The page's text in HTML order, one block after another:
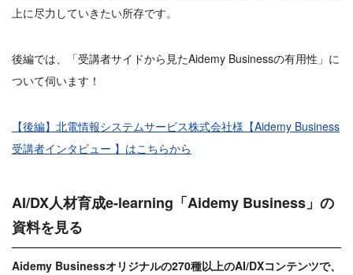
上に尽力していきたい所存です。
後編では、「受講者サイドから見たAidemy Businessの有用性」に
ついて伺います！
【後編】北電情報システムサービス株式会社様【Aidemy Business
受講者インタビュー 】はこちらから
AI/DX人材育成e-learning「Aidemy Business」の
資料を見る
Aidemy Businessオリジナルの270種以上のAI/DXコンテンツで、